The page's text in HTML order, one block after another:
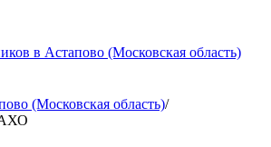
в Астапово (Московская область)
(Московская область)/
АХО